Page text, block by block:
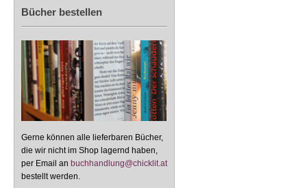
Bücher bestellen
Gerne können alle lieferbaren Bücher,
die wir nicht im Shop lagernd haben,
per Email an buchhandlung@chicklit.at
bestellt werden.